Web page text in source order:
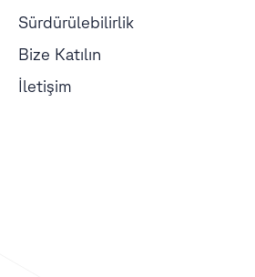
Sürdürülebilirlik
Bize Katılın
İletişim